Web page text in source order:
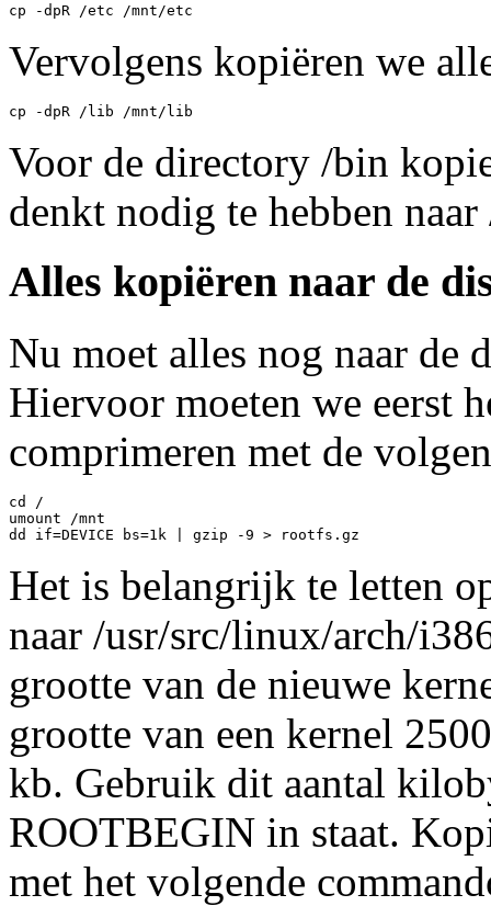
cp -dpR /etc /mnt/etc
Vervolgens kopiëren we
cp -dpR /lib /mnt/lib
Voor de directory /bin
denkt nodig te hebben
Alles kopiëren naar de
Nu moet alles nog naar de
Hiervoor moeten we eerst
comprimeren met de
cd /
umount /mnt
Het is belangrijk te letten
naar /usr/src/linux/arch/
grootte van de nieuwe
grootte van een kernel
kb. Gebruik dit aantal
ROOTBEGIN in staat.
met het volgende